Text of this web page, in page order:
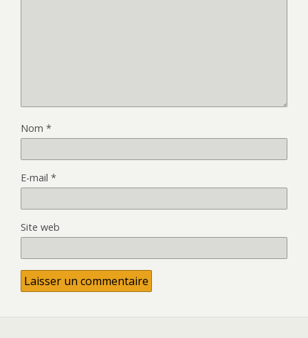
Nom *
E-mail *
Site web